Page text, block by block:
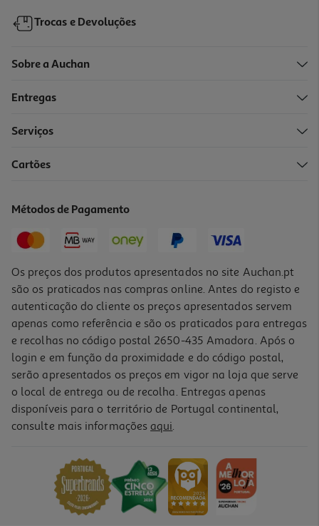
-10%
19,95 € PVP de editor
Livro A Minha Malinha De Histórias Brilhantes
PVP de editor
Trocas e Devoluções
Sobre a Auchan
Entregas
Serviços
Cartões
Métodos de Pagamento
Os preços dos produtos apresentados no site Auchan.pt
são os praticados nas compras online. Antes do registo e
autenticação do cliente os preços apresentados servem
apenas como referência e são os praticados para entregas
e recolhas no código postal 2650-435 Amadora. Após o
login e em função da proximidade e do código postal,
serão apresentados os preços em vigor na loja que serve
o local de entrega ou de recolha. Entregas apenas
disponíveis para o território de Portugal continental,
consulte mais informações aqui.